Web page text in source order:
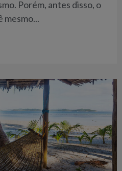
Porém, antes disso, o
mesmo...